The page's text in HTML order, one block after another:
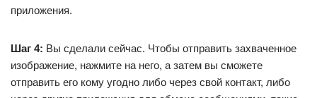
приложения.
Шаг 4: Вы сделали сейчас. Чтобы отправить захваченное
изображение, нажмите на него, а затем вы сможете
отправить его кому угодно либо через свой контакт, либо